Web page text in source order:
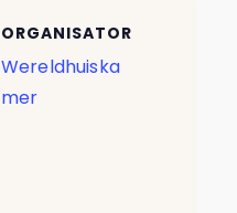
ORGANISATOR
Wereldhuiska
mer